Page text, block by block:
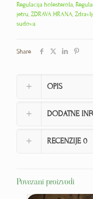
Regulacija holesterola,
jetru, ZDRAVA HRANA,
sudova
Share
OPIS
DODATNE
RECENZIJE 0
Povezani proizvodi